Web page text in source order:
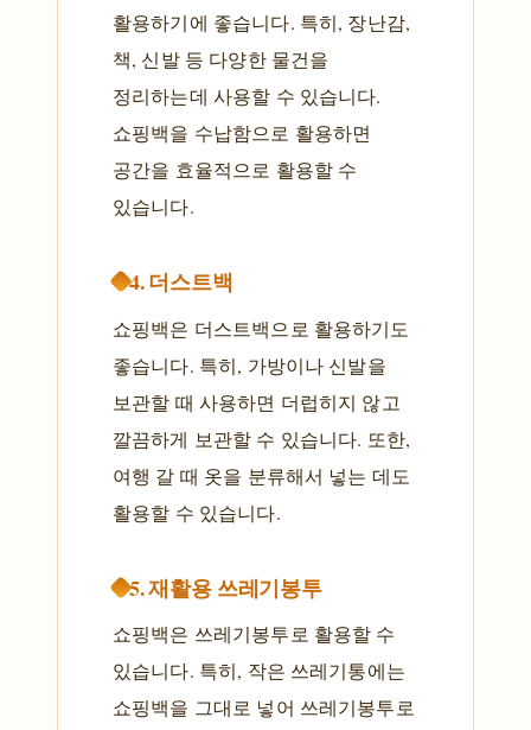
활용하기에 좋습니다. 특히, 장난감,
책, 신발 등 다양한 물건을
정리하는데 사용할 수 있습니다.
쇼핑백을 수납함으로 활용하면
공간을 효율적으로 활용할 수
있습니다.
4. 더스트백
쇼핑백은 더스트백으로 활용하기도
좋습니다. 특히, 가방이나 신발을
보관할 때 사용하면 더럽히지 않고
깔끔하게 보관할 수 있습니다. 또한,
여행 갈 때 옷을 분류해서 넣는 데도
활용할 수 있습니다.
5. 재활용 쓰레기봉투
쇼핑백은 쓰레기봉투로 활용할 수
있습니다. 특히, 작은 쓰레기통에는
쇼핑백을 그대로 넣어 쓰레기봉투로